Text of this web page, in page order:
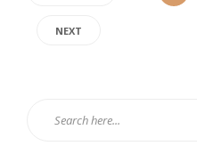
NEXT